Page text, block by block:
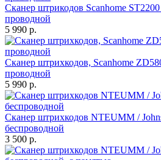
Сканер штрикодов Scanhome
проводной
5 990 р.
Сканер штрихкодов, Scanhome
проводной
5 990 р.
Сканер штрихкодов NTEUMM /
беспроводной
3 500 р.